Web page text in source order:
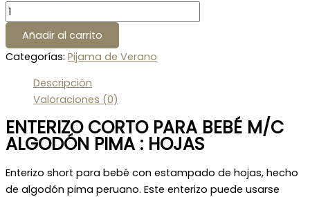
Añadir al carrito
Categorías: Pijama de Verano
Descripción
Valoraciones (0)
ENTERIZO CORTO PARA BEBÉ M/C
ALGODÓN PIMA : HOJAS
Enterizo short para bebé con estampado de hojas, hecho
de algodón pima peruano. Este enterizo puede usarse